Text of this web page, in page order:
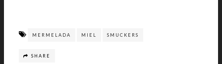
MERMELADA MIEL SMUCKERS
SHARE